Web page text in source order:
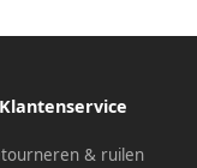
Klantenservice
& ruilen